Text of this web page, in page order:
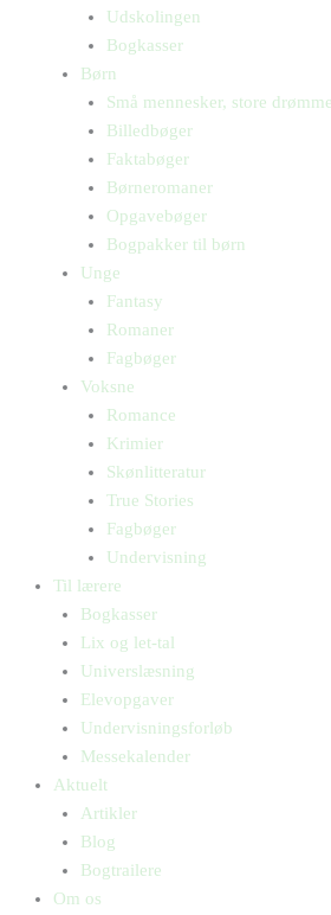
Udskolingen
Bogkasser
Børn
Små mennesker, store drømme
Billedbøger
Faktabøger
Børneromaner
Opgavebøger
Bogpakker til børn
Unge
Fantasy
Romaner
Fagbøger
Voksne
Romance
Krimier
Skønlitteratur
True Stories
Fagbøger
Undervisning
Til lærere
Bogkasser
Lix og let-tal
Universlæsning
Elevopgaver
Undervisningsforløb
Messekalender
Aktuelt
Artikler
Blog
Bogtrailere
Om os